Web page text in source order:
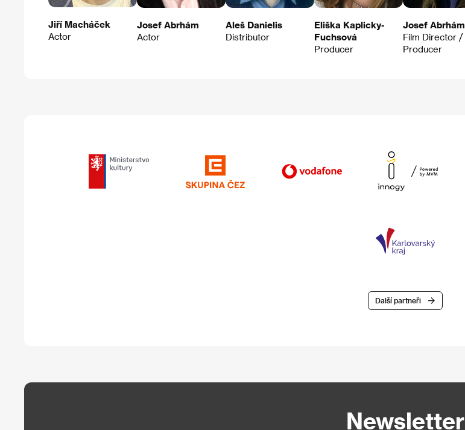
Jiří Macháček
Actor
Josef Abrhám
Actor
Aleš Danielis
Distributor
Eliška Kaplicky-
Fuchsová
Producer
Josef Abrhám
Film Director /
Producer
Další partneři
Newsletter